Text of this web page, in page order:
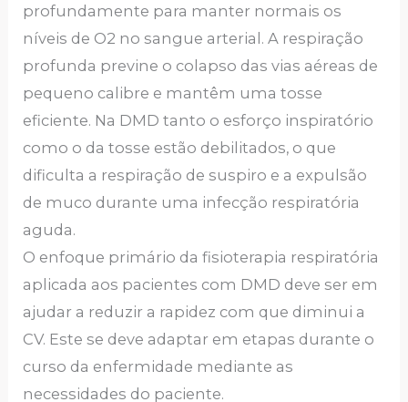
profundamente para manter normais os
níveis de O2 no sangue arterial. A respiração
profunda previne o colapso das vias aéreas de
pequeno calibre e mantêm uma tosse
eficiente. Na DMD tanto o esforço inspiratório
como o da tosse estão debilitados, o que
dificulta a respiração de suspiro e a expulsão
de muco durante uma infecção respiratória
aguda.
O enfoque primário da fisioterapia respiratória
aplicada aos pacientes com DMD deve ser em
ajudar a reduzir a rapidez com que diminui a
CV. Este se deve adaptar em etapas durante o
curso da enfermidade mediante as
necessidades do paciente.